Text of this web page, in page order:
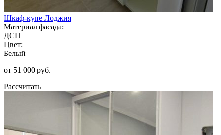
Шкаф-купе Лоджия
Материал фасада:
ДСП
Цвет:
Белый
от 51 000 руб.
Рассчитать